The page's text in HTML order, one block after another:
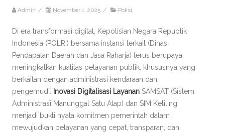
Admin / November 1, 2025 / Polisi
Di era transformasi digital, Kepolisian Negara Republik
Indonesia (POLRI) bersama instansi terkait (Dinas
Pendapatan Daerah dan Jasa Raharja) terus berupaya
meningkatkan kualitas pelayanan publik, khususnya yang
berkaitan dengan administrasi kendaraan dan
pengemudi.
Inovasi Digitalisasi Layanan SAMSAT (Sistem
Administrasi Manunggal Satu Atap) dan SIM Keliling
menjadi bukti nyata komitmen pemerintah dalam
mewujudkan pelayanan yang cepat, transparan, dan